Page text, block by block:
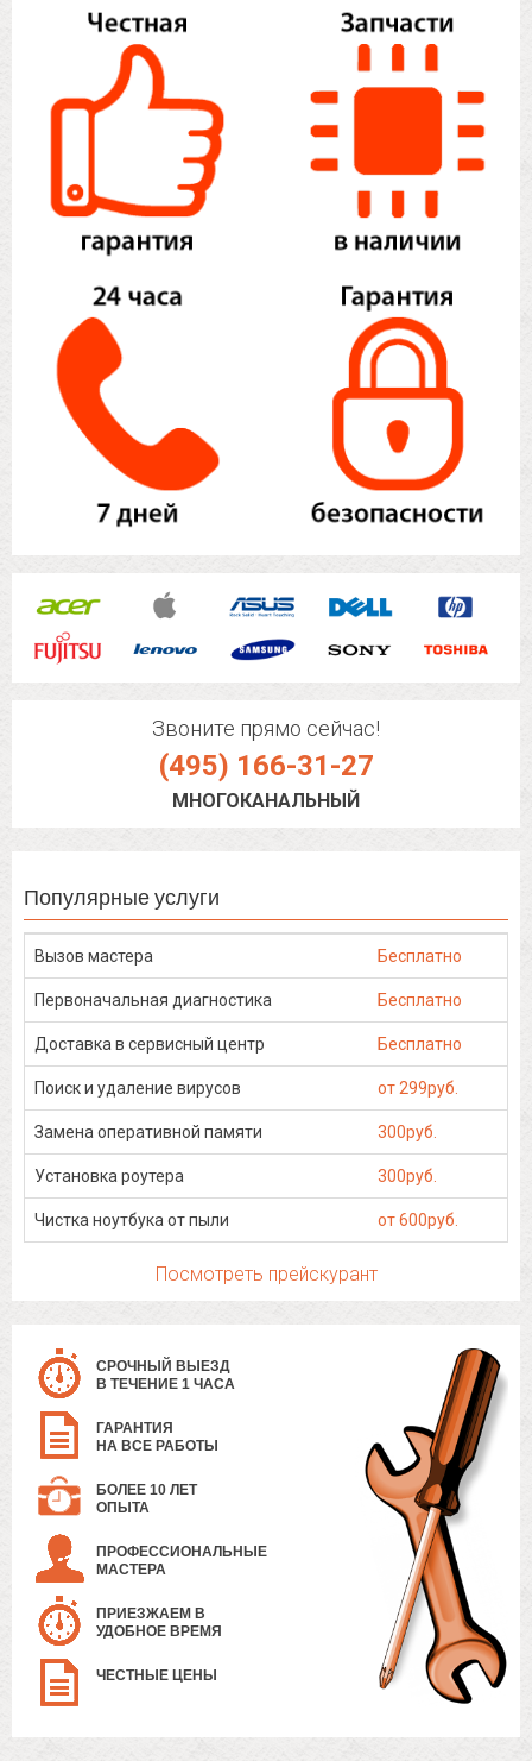
Звоните прямо сейчас!
(495) 166-31-27
МНОГОКАНАЛЬНЫЙ
Популярные услуги
Вызов мастера Бесплатно
Первоначальная диагностика Бесплатно
Доставка в сервисный центр Бесплатно
Поиск и удаление вирусов от 299руб.
Замена оперативной памяти 300руб.
Установка роутера 300руб.
Чистка ноутбука от пыли от 600руб.
Посмотреть прейскурант
СРОЧНЫЙ ВЫЕЗД
В ТЕЧЕНИЕ 1 ЧАСА
ГАРАНТИЯ
НА ВСЕ РАБОТЫ
БОЛЕЕ 10 ЛЕТ
ОПЫТА
ПРОФЕССИОНАЛЬНЫЕ
МАСТЕРА
ПРИЕЗЖАЕМ В
УДОБНОЕ ВРЕМЯ
ЧЕСТНЫЕ ЦЕНЫ